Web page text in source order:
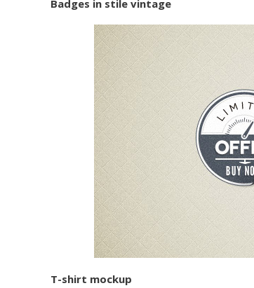
Badges in stile vintage
T-shirt mockup